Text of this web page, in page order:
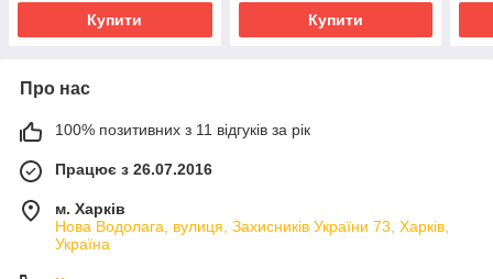
Купити Купити
Про нас
100% позитивних з 11 відгуків за рік
Працює з 26.07.2016
м. Харків
Нова Водолага, вулиця, Захисників України 73, Харків,
Україна